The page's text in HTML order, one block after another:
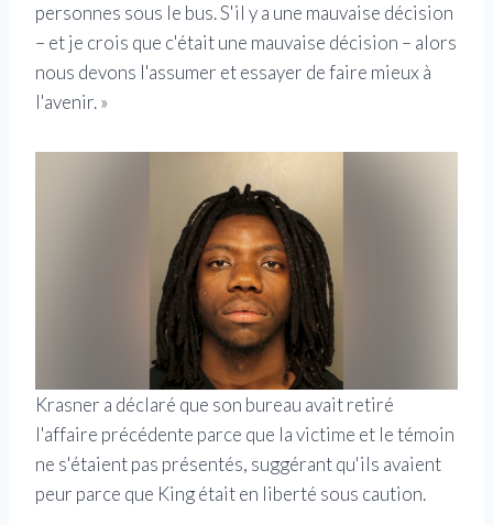
personnes sous le bus. S'il y a une mauvaise décision
– et je crois que c'était une mauvaise décision – alors
nous devons l'assumer et essayer de faire mieux à
l'avenir. »
Krasner a déclaré que son bureau avait retiré
l'affaire précédente parce que la victime et le témoin
ne s'étaient pas présentés, suggérant qu'ils avaient
peur parce que King était en liberté sous caution.